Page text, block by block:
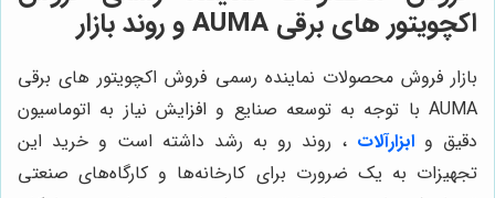
اکچویتور های برقی AUMA و روند بازار
بازار فروش محصولات نماینده رسمی فروش اکچویتور های برقی
AUMA با توجه به توسعه صنایع و افزایش نیاز به اتوماسیون
دقیق و ابزارآلات ، روند رو به رشد داشته است و خرید این
تجهیزات به یک ضرورت برای کارخانه‌ها و کارگاه‌های صنعتی